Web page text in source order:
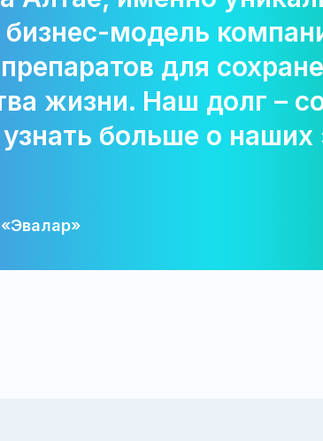
бизнес-модель
для
жизни. Наш долг –
больше о наших